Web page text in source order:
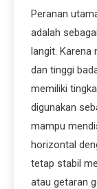
Peranan
adalah
langit. Karena
dan tinggi
memiliki
digunakan
mampu
horizontal
tetap stabil
atau getaran